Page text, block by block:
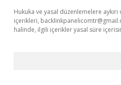
Hukuka ve yasal düzenlemelere
içerikleri,
halinde, ilgili içerikler yasal süre